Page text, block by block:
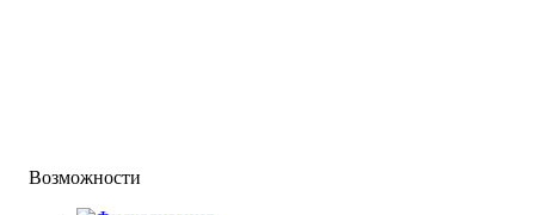
Возможности